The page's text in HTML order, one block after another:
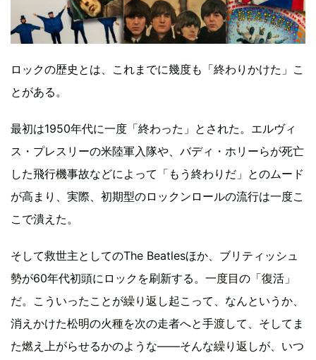
ロックの歴史とは、これまでに幾度も「終わりかけた」こ
とがある。
最初は1950年代に一度「終わった」とされた。エルヴィ
ス・プレスリーの米陸軍入隊や、バディ・ホリーらが死亡
した飛行機事故などによって「もう終わりだ」とのムード
が高まり、実際、初期型のロックンロールの流行は一度こ
こで潰えた。
そして救世主としてのThe Beatlesほか、ブリティッシュ
勢が60年代初頭にロックを刷新する。一度目の「復活」
だ。こういったことが繰り返し起こって、なんというか、
消えかけた松明の火種を次の走者へと手渡して、そしてま
た燃え上がらせるかのような――そんな繰り返しが、いつ